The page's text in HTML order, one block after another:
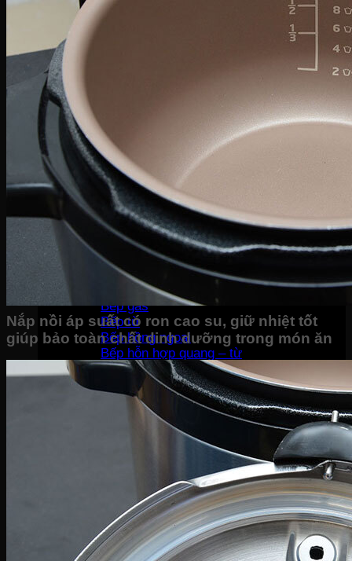
Bàn là khô
Thiết bị bếp
Hút mùi
Lò vi sóng
Lò nướng
Máy rửa bát
Máy sấy bát
Bộ nồi
Nồi chiên không dầu
Nồi cơm-Bếp
Nồi cơm điện
Máy lọc không khí
Nồi áp suất
Bếp gas
Bếp từ
Bếp hồng ngoại
Bếp hỗn hợp quang – từ
Sinh tố-Ép-Trộn
Máy xay sinh tố
Máy ép hoa quả
Máy làm sữa đậu nành
Máy làm sữa chua
Nắp nồi áp suất có ron cao su, giữ nhiệt tốt
giúp bảo toàn chất dinh dưỡng trong món ăn